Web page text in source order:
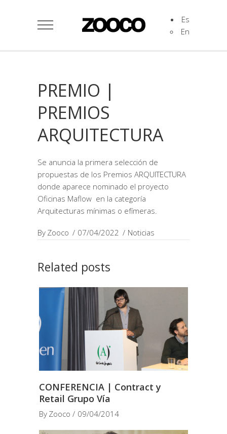
Es
En
PREMIO |
PREMIOS
ARQUITECTURA
Se anuncia la primera selección de
propuestas de los Premios ARQUITECTURA
donde aparece nominado el proyecto
Oficinas Maflow en la categoría
Arquitecturas mínimas o efímeras.
By Zooco 07/04/2022 Noticias
Related posts
CONFERENCIA | Contract y
Retail Grupo Vía
By Zooco 09/04/2014